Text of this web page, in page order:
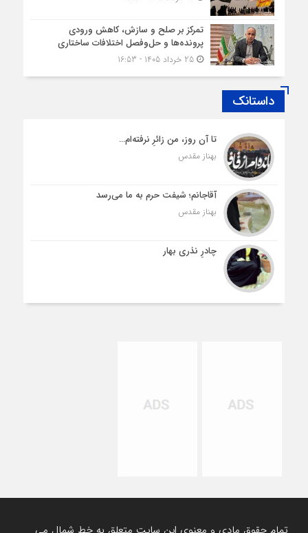
تمرکز بر صلح و سازش، کاهش ورودی
پرونده‌ها و حل‌وفصل اختلافات ساختاری
25 خرداد 1405 - 16:53
داستانک
تا آن روز، من زائرِ نرفته‌ام…
بهناز مقدس
آقاجانم؛ شیفت حرم به ما می‌رسد
بهناز مقدس
چادرِ نذری بهار